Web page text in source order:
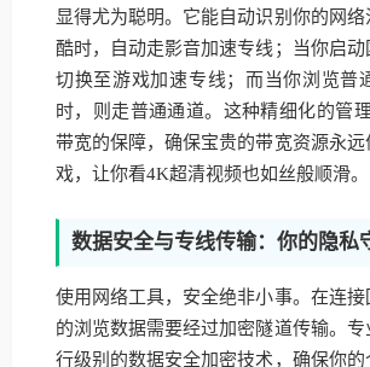
显得尤为聪明。它能自动识别你的网
酷时，自动走影音加速专线；当你启动
切换至游戏加速专线；而当你浏览普
时，则走普通通道。这种精细化的管
带宽的保障，确保宝贵的带宽资源永
戏，让你看4K超清视频也如丝般顺滑。
数据安全与专线传输：你的隐私
使用网络工具，安全绝非小事。在连
的浏览数据需要经过加密隧道传输。
行级别的数据安全加密技术，确保你